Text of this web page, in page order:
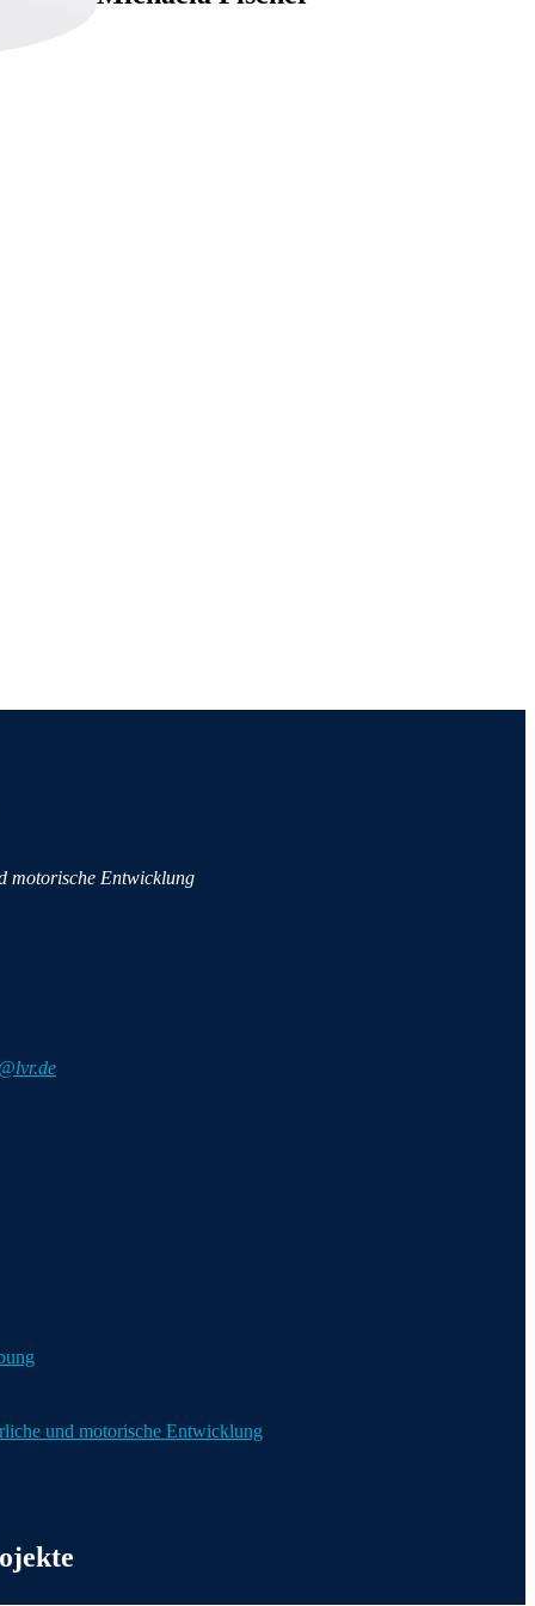
motorische Entwicklung
und motorische Entwicklung